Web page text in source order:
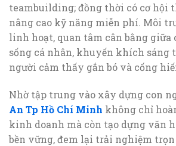
teambuilding; đồng thời có cơ hội
nâng cao kỹ năng miễn phí. Môi
linh hoạt, quan tâm cân bằng giữa
sống cá nhân, khuyến khích sáng
người cảm thấy gắn bó và cống
Nhờ tập trung vào xây dựng con
An Tp Hồ Chí Minh không chỉ
kinh doanh mà còn tạo dựng văn
bền vững, đem lại trải nghiệm